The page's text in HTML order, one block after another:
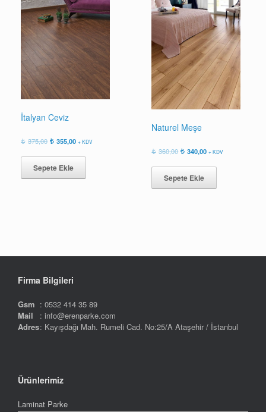
İtalyan Ceviz
375,00 Orijinal
375,00.
355,00Şu
fiyat:
+ KDV
Sepete Ekle
Naturel Meşe
360,00 Orijinal
360,00.
340,00Şu
fiyat:
+ KDV
Sepete Ekle
Firma Bilgileri
Gsm : 0532 414 35 89
Mail
: info@erenparke.com
Adres: Kayışdağı Mah. Rumeli Cad. No:25/A Ataşehir / İstanbul
Ürünlerimiz
Laminat Parke